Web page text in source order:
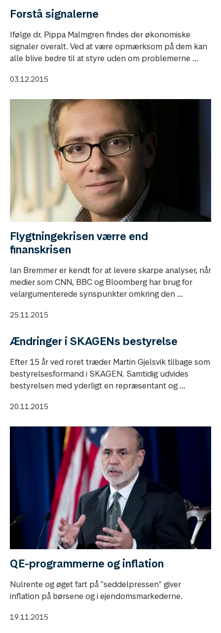
Forstå signalerne
Ifølge dr. Pippa Malmgren findes der økonomiske
signaler overalt. Ved at være opmærksom på dem kan
alle blive bedre til at styre uden om problemerne ...
03.12.2015
Flygtningekrisen værre end
finanskrisen
Ian Bremmer er kendt for at levere skarpe analyser, når
medier som CNN, BBC og Bloomberg har brug for
velargumenterede synspunkter omkring den ...
25.11.2015
Ændringer i SKAGENs bestyrelse
Efter 15 år ved roret træder Martin Gjelsvik tilbage som
bestyrelsesformand i SKAGEN. Samtidig udvides
bestyrelsen med yderligt en repræsentant og ...
20.11.2015
QE-programmerne og inflation
Nulrente og øget fart på "seddelpressen" giver
inflation på børsene og i ejendomsmarkederne.
19.11.2015